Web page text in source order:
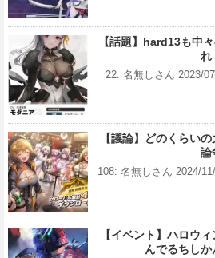
【話題】hard13も中
れ
22: 名無しさん 2023/
【議論】どのくらい
論
108: 名無しさん 2024/
【イベント】ハロウ
んでるちしか